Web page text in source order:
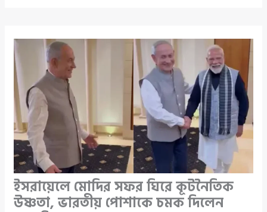
ইসরায়েলে মোদির সফর ঘিরে কূটনৈতিক
উষ্ণতা, ভারতীয় পোশাকে চমক দিলেন